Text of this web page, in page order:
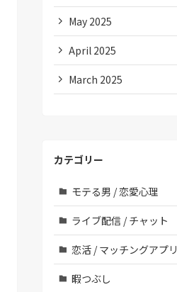
May 2025
April 2025
March 2025
カテゴリー
モテる男 / 恋愛心理
ライブ配信 / チャット
恋活 / マッチングアプリ
暇つぶし